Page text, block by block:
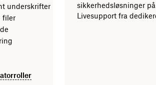
underskrifter
filer
sikkerhedsløsninger
Livesupport fra